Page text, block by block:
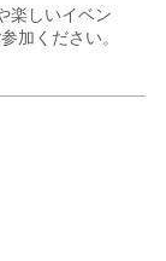
楽しいイベン
加ください。